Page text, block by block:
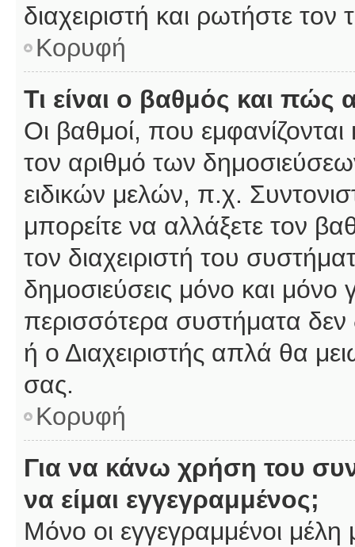
διαχειριστή και ρωτήστε τον
Κορυφή
Τι είναι ο βαθμός και
Οι βαθμοί, που
τον αριθμό των
ειδικών μελών, π.χ.
μπορείτε να αλλάξετε τον
τον διαχειριστή του
δημοσιεύσεις μόνο και
περισσότερα συστήματα δεν
ή ο Διαχειριστής απλά θα
σας.
Κορυφή
Για να κάνω χρήση του
να είμαι εγγεγραμμένος;
Μόνο οι εγγεγραμμένοι